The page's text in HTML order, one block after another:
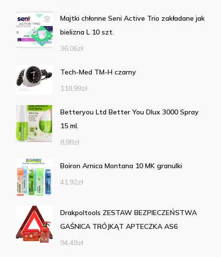
Majtki chłonne Seni Active Trio zakładane jak
bielizna L 10 szt.
36,06zł
Tech-Med TM-H czarny
118,99zł
Betteryou Ltd Better You Dlux 3000 Spray
15 ml.
8,98zł
Boiron Arnica Montana 10 MK granulki
41,92zł
Drakpoltools ZESTAW BEZPIECZEŃSTWA
GAŚNICA TRÓJKĄT APTECZKA AS6
94,49zł